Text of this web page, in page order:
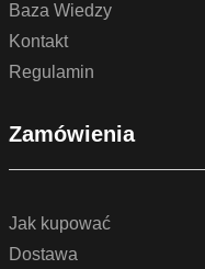
Baza Wiedzy
Kontakt
Regulamin
Zamówienia
Jak kupować
Dostawa